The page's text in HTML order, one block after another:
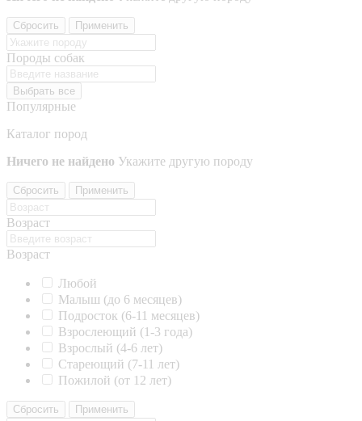
Сбросить Применить
Породы собак
Выбрать все
Популярные
Каталог пород
Ничего не найдено Укажите другую породу
Сбросить Применить
Возраст
Возраст
Любой
Малыш (до 6 месяцев)
Подросток (6-11 месяцев)
Взрослеющий (1-3 года)
Взрослый (4-6 лет)
Стареющий (7-11 лет)
Пожилой (от 12 лет)
Сбросить Применить